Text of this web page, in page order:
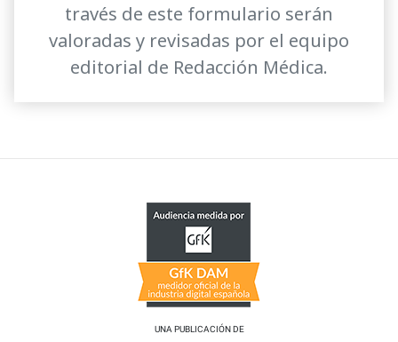
través de este formulario serán
valoradas y revisadas por el equipo
editorial de Redacción Médica.
UNA PUBLICACIÓN DE